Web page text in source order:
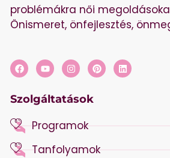
problémákra női
Önismeret, önfejlesztés,
Szolgáltatások
Programok
Tanfolyamok